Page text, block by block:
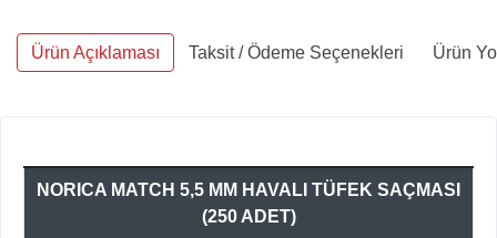
Ürün Açıklaması Taksit / Ödeme Seçenekleri Ürün
NORICA MATCH 5,5 MM HAVALI TÜFEK SAÇMASI
(250 ADET)